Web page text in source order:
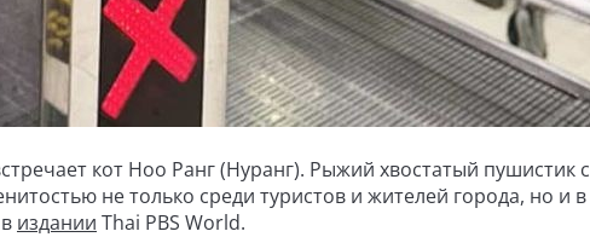
кот Ноо Ранг (Нуранг). Рыжий хвостатый пушистик с
не только среди туристов и жителей города, но и в
издании Thai PBS World.